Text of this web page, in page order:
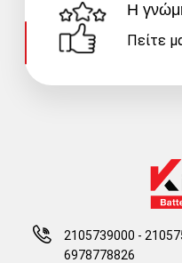
Η
Πείτε
2105739000 -
6978778826